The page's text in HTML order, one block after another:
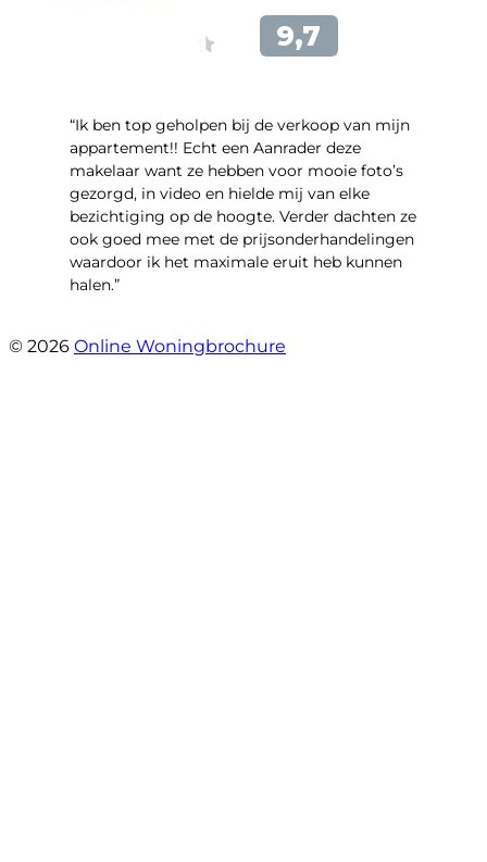
“Ik ben top geholpen bij de verkoop van mijn
appartement!! Echt een Aanrader deze
makelaar want ze hebben voor mooie foto’s
gezorgd, in video en hielde mij van elke
bezichtiging op de hoogte. Verder dachten ze
ook goed mee met de prijsonderhandelingen
waardoor ik het maximale eruit heb kunnen
halen.”
© 2026 Online Woningbrochure